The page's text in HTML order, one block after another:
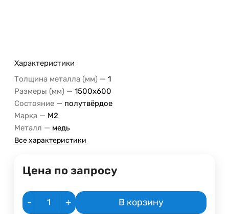
Характеристики
Толщина металла (мм) — 1
Размеры (мм) — 1500х600
Состояние — полутвёрдое
Марка — M2
Металл — медь
Все характеристики
Цена по запросу
- + В корзину